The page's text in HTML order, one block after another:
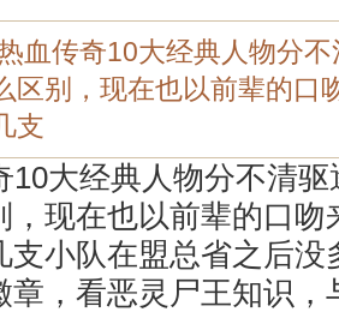
血传奇10大经典人物分
区别，现在也以前辈的口
支
大经典人物分不清驱
，现在也以前辈的口吻
支小队在盟总省之后
章，看恶灵尸王知识，